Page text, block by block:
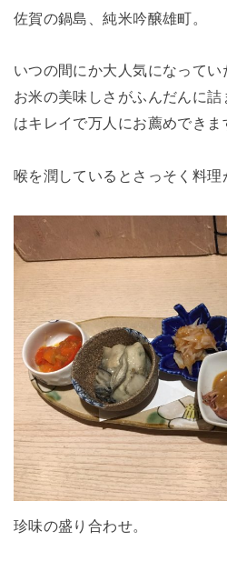
佐賀の鍋島、純米吟醸雄町。
いつの間にか大人気になって
お米の美味しさがふんだんに
はキレイで万人にお薦めできま
喉を潤しているとさっそく料理
珍味の盛り合わせ。